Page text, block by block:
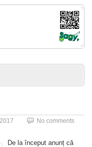
No comments
De la început anunț că